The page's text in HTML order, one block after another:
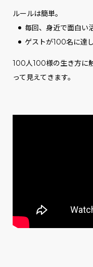
ルールは簡単。
毎回、身近で面白い
ゲストが100名に達
100人100様の生き方に
って見えてきます。